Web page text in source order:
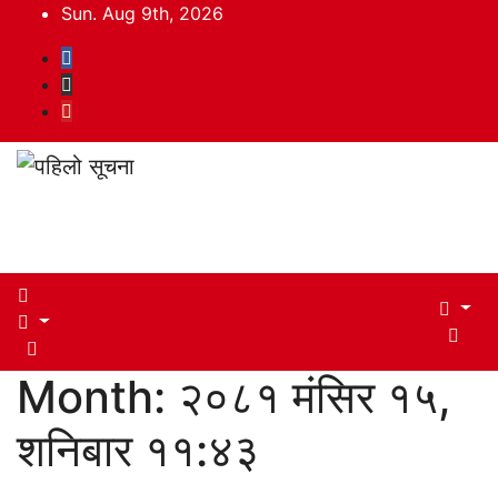
content
Sun. Aug 9th, 2026
Month: २०८१ मंसिर १५,
शनिबार ११:४३